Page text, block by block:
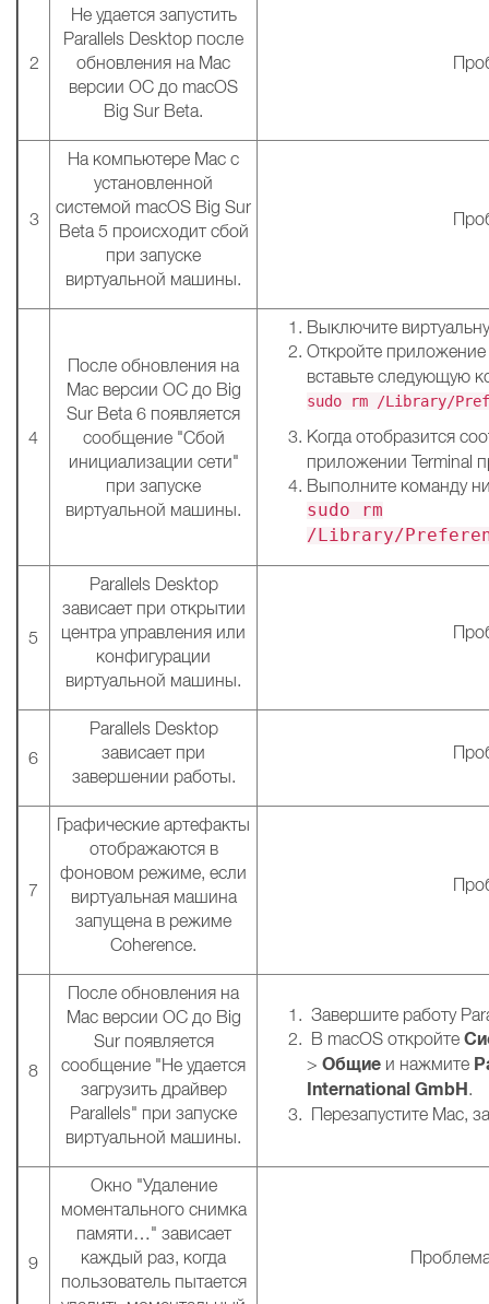
2
Не удается запустить
Parallels Desktop после
обновления на Mac
версии ОС до macOS
Big Sur Beta.
3
На компьютере Mac с
установленной
системой macOS Big Sur
Beta 5 происходит сбой
при запуске
виртуальной машины.
4
После обновления на
Mac версии ОС до Big
Sur Beta 6 появляется
сообщение "Сбой
инициализации сети"
при запуске
виртуальной машины.
Выключите
Откройте приложение
вставьте следующую
sudo rm /Library/
Когда отобразится
приложении Terminal
Выполните команду
sudo rm
/Library/
5
Parallels Desktop
зависает при открытии
центра управления или
конфигурации
виртуальной машины.
6
Parallels Desktop
зависает при
завершении работы.
7
Графические артефакты
отображаются в
фоновом режиме, если
виртуальная машина
запущена в режиме
Coherence.
8
После обновления на
Mac версии ОС до Big
Sur появляется
сообщение "Не удается
загрузить драйвер
Parallels" при запуске
виртуальной машины.
Завершите работу
В macOS откройте
> Общие и нажмите
International GmbH.
Перезапустите Mac,
9
Окно "Удаление
моментального снимка
памяти…" зависает
каждый раз, когда
пользователь пытается